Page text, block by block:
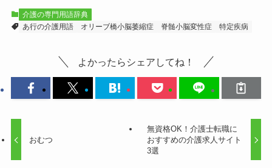
介護の専門用語辞典
あ行の介護用語
オリーブ橋小脳萎縮症 脊髄小脳変性症 特定疾病
よかったらシェアしてね！
おむつ
無資格OK！介護士転職に
おすすめの介護求人サイト
3選